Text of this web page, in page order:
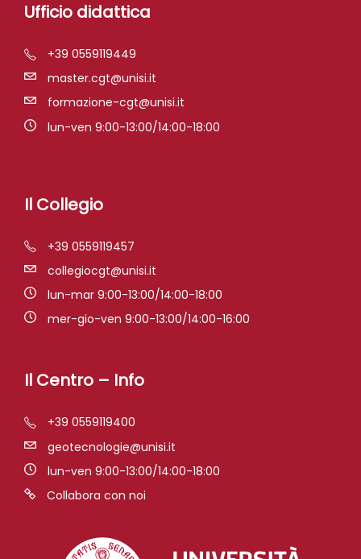
Ufficio didattica
+39 0559119449
master.cgt@unisi.it
formazione-cgt@unisi.it
lun-ven 9:00-13:00/14:00-18:00
Il Collegio
+39 0559119457
collegiocgt@unisi.it
lun-mar 9:00-13:00/14:00-18:00
mer-gio-ven 9:00-13:00/14:00-16:00
Il Centro – Info
+39 0559119400
geotecnologie@unisi.it
lun-ven 9:00-13:00/14:00-18:00
Collabora con noi